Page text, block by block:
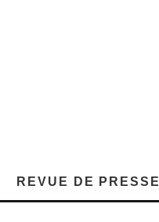
REVUE DE PRESSE